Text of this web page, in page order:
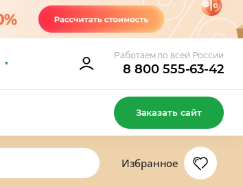
Работаем по всей России
8 800 555-63-42
Заказать сайт
Избранное